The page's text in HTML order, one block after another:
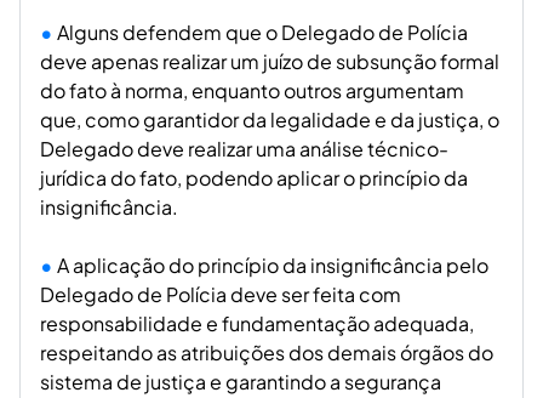
Alguns defendem que o Delegado de Polícia
deve apenas realizar um juízo de subsunção formal
do fato à norma, enquanto outros argumentam
que, como garantidor da legalidade e da justiça, o
Delegado deve realizar uma análise técnico-
jurídica do fato, podendo aplicar o princípio da
insignificância.
A aplicação do princípio da insignificância pelo
Delegado de Polícia deve ser feita com
responsabilidade e fundamentação adequada,
respeitando as atribuições dos demais órgãos do
sistema de justiça e garantindo a segurança